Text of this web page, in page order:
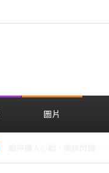
圖片